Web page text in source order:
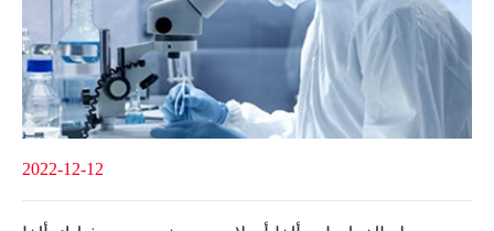
2022-12-12